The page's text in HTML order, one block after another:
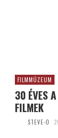
FILMMÚZEUM
30 ÉVES
FILMEK
STEVE-O